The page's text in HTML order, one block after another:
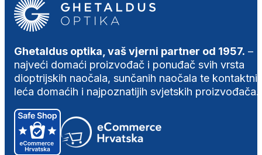
Ghetaldus optika, vaš vjerni partner od 1957. –
najveći domaći proizvođač i ponuđač svih vrsta
dioptrijskih naočala, sunčanih naočala te
leća domaćih i najpoznatijih svjetskih proizvođača.